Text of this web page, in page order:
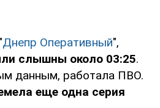
Днепр Оперативный",
слышны около 03:25.
данным, работала ПВО.
еще одна серия